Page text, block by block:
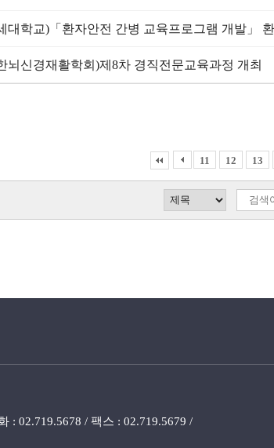
대학교)「환자안전 간병 교육프로그램 개발」
뇌신경재활학회)제8차 경직전문교육과정 개최
11 12 13
: 02.719.5678 / 팩스 : 02.719.5679 /